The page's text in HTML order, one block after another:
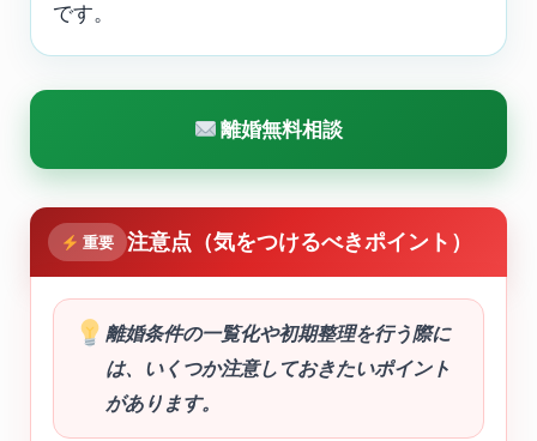
です。
離婚無料相談
重要 注意点（気をつけるべきポイント）
離婚条件の一覧化や初期整理を行う際に
は、いくつか注意しておきたいポイント
があります。